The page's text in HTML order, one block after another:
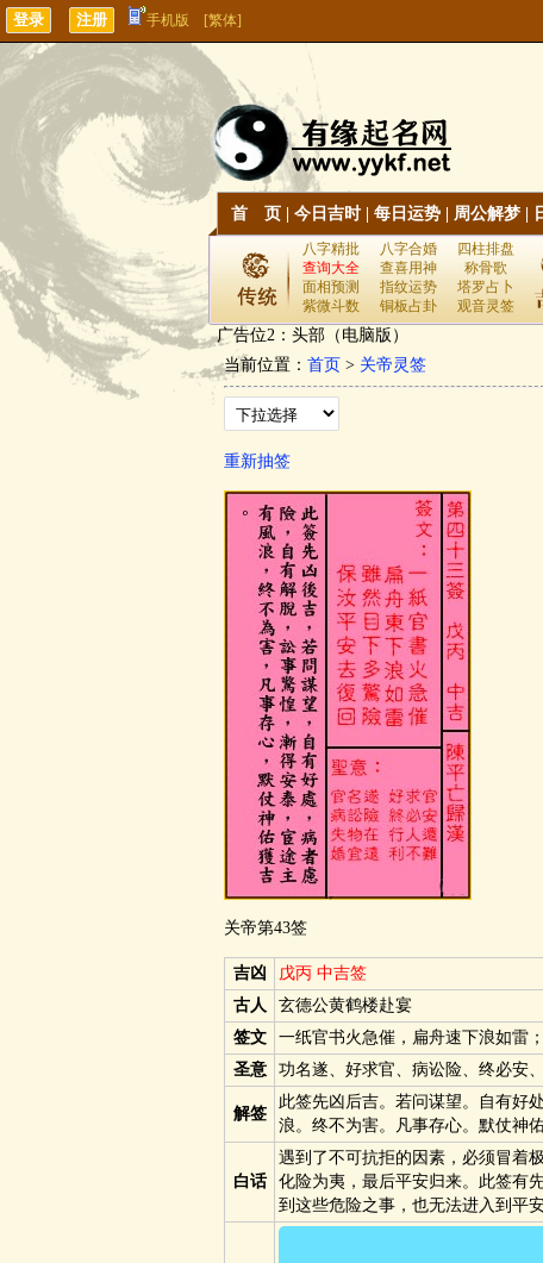
手机版 [繁体]
首 页 今日吉时| 每日运势 周公解梦
八字精批 八字合婚
四柱排盘
查询大全
查喜用神
称骨歌
面相预测
指纹运势
塔罗占卜
紫微斗数
铜板占卦 观音灵签
广告位2：头部（电脑版）
当前位置： 首页 > 关帝灵签
重新抽签
关帝第43签
吉凶
戊丙 中吉签
古人
玄德公黄鹤楼赴宴
签文
一纸官书火急催，扁舟速下浪如雷
圣意
功名遂、好求官、病讼险、终必安
解签
此签先凶后吉。若问谋望。自有好
浪。终不为害。凡事存心。默仗神
白话
遇到了不可抗拒的因素，必须冒着
化险为夷，最后平安归来。此签有
到这些危险之事，也无法进入到平